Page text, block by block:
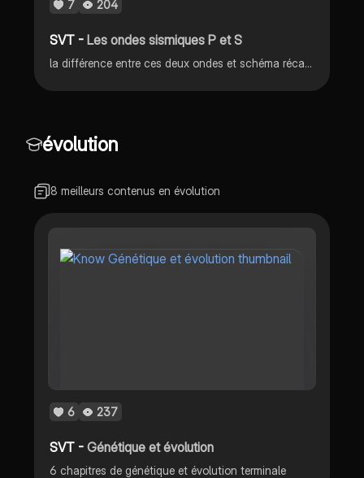
7 204
SVT -Les ondes sismiques P et S
la différence entre ces deux ondes et schéma récapitulatif du vocabulaire du séisme.
évolution
8 meilleurs contenus en évolution
6 237
SVT -Génétique et évolution
6 chapitres de génétique et évolution terminale